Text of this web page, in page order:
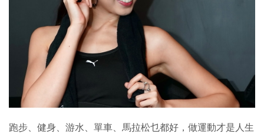
生成式AI與雲端應用
Enterprise Digital Transformation
跑步、健身、游水、單車、馬拉松乜都好，做運動才是人生